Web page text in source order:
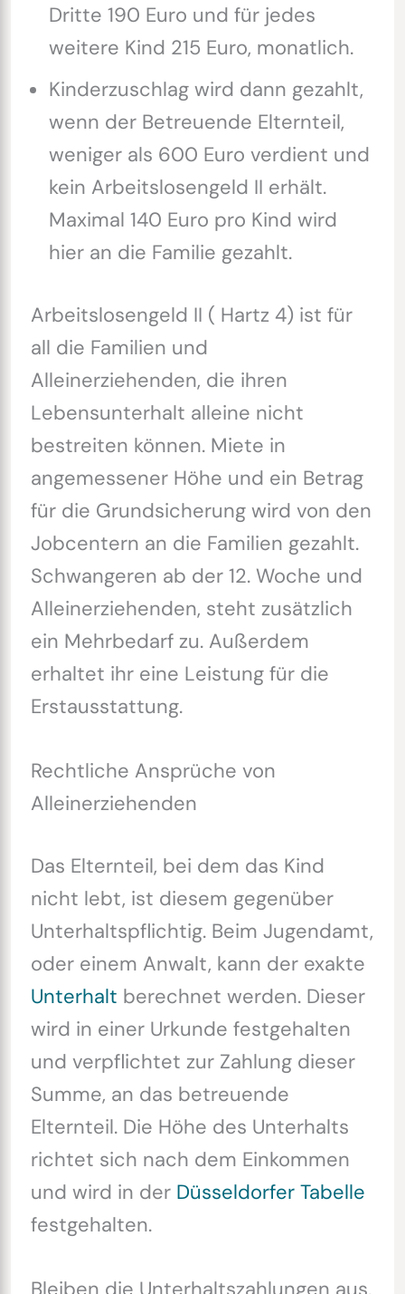
Dritte 190 Euro und für jedes
weitere Kind 215 Euro, monatlich.
Kinderzuschlag wird dann gezahlt,
wenn der Betreuende Elternteil,
weniger als 600 Euro verdient und
kein Arbeitslosengeld II erhält.
Maximal 140 Euro pro Kind wird
hier an die Familie gezahlt.
Arbeitslosengeld II ( Hartz 4) ist für
all die Familien und
Alleinerziehenden, die ihren
Lebensunterhalt alleine nicht
bestreiten können. Miete in
angemessener Höhe und ein Betrag
für die Grundsicherung wird von den
Jobcentern an die Familien gezahlt.
Schwangeren ab der 12. Woche und
Alleinerziehenden, steht zusätzlich
ein Mehrbedarf zu. Außerdem
erhaltet ihr eine Leistung für die
Erstausstattung.
Rechtliche Ansprüche von
Alleinerziehenden
Das Elternteil, bei dem das Kind
nicht lebt, ist diesem gegenüber
Unterhaltspflichtig. Beim Jugendamt,
oder einem Anwalt, kann der exakte
Unterhalt berechnet werden. Dieser
wird in einer Urkunde festgehalten
und verpflichtet zur Zahlung dieser
Summe, an das betreuende
Elternteil. Die Höhe des Unterhalts
richtet sich nach dem Einkommen
und wird in der Düsseldorfer Tabelle
festgehalten.